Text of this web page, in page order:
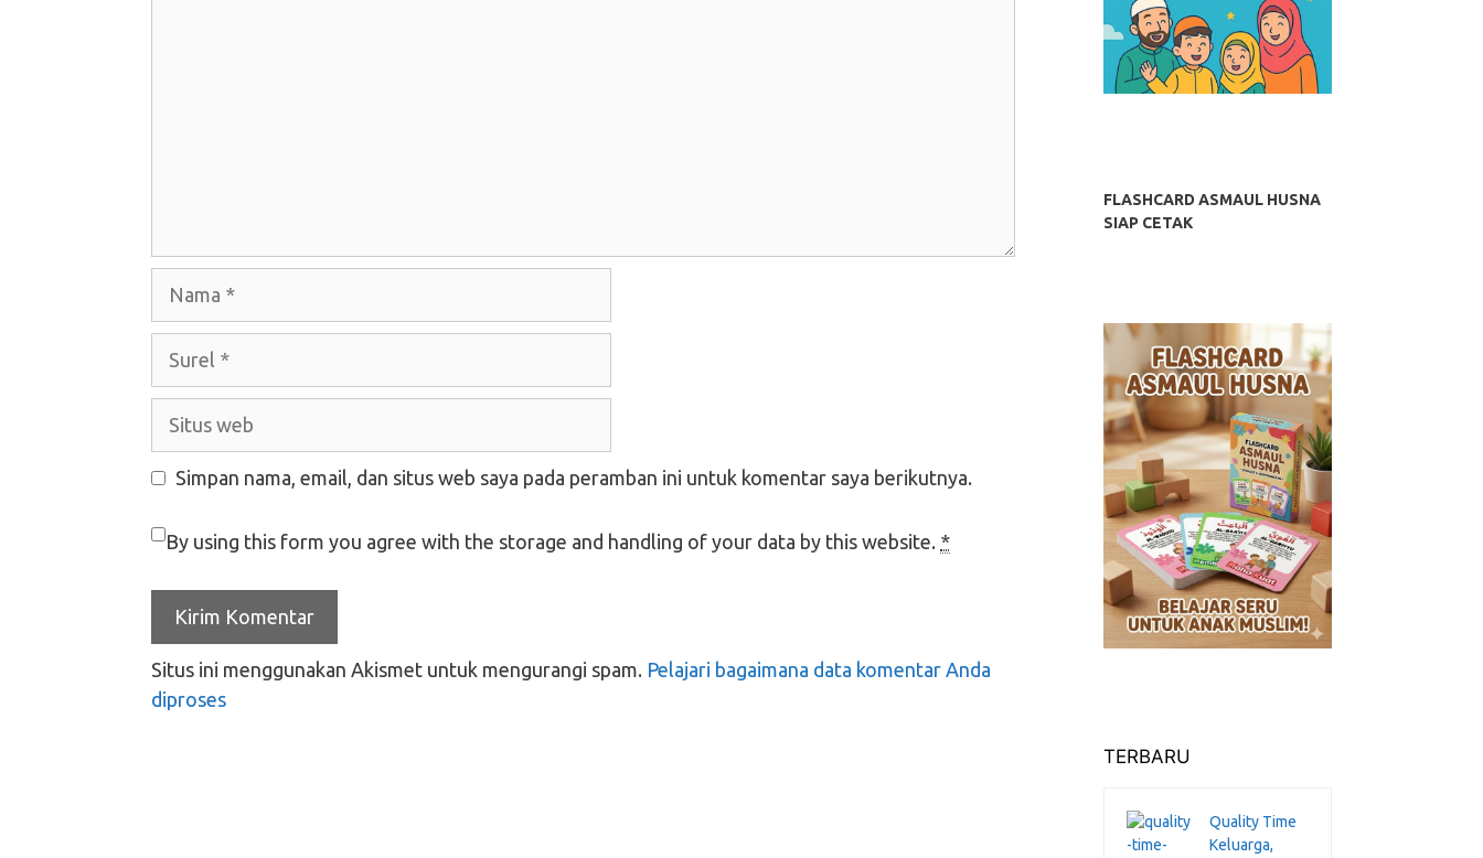
Situs
Simpan nama, email, dan situs web saya pada peramban ini untuk komentar saya berikutnya.
By using this form you agree with the storage and handling of your data by this website. *
Situs ini menggunakan Akismet untuk mengurangi spam. Pelajari bagaimana data komentar Anda
diproses
FLASHCARD ASMAUL HUSNA
SIAP CETAK
TERBARU
Quality Time
Keluarga,